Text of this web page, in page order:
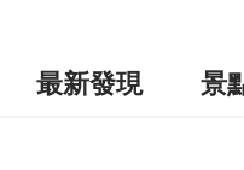
最新發現 景